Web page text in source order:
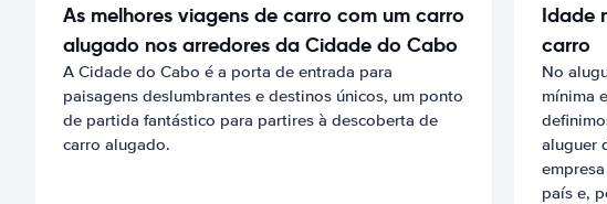
As melhores viagens de carro com um carro
alugado nos arredores da Cidade do Cabo
A Cidade do Cabo é a porta de entrada para
paisagens deslumbrantes e destinos únicos, um ponto
de partida fantástico para partires à descoberta de
carro alugado.
Idade
carro
No
mínima
aluguer
país e,